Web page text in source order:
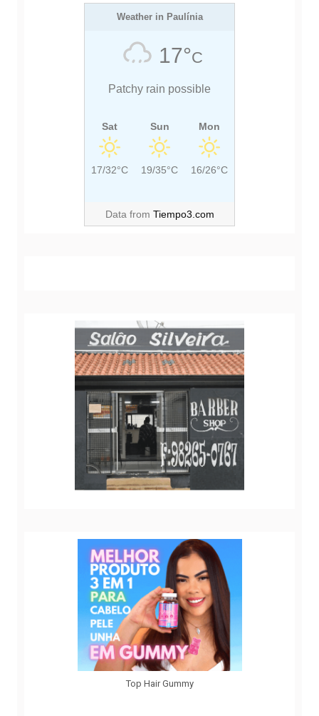
Weather in Paulínia
17°C
Patchy rain possible
Sat
17/32°C
Sun
19/35°C
Mon
16/26°C
Data from Tiempo3.com
Top Hair Gummy